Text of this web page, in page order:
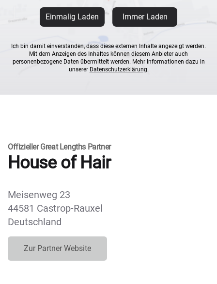
Einmalig Laden Immer Laden
Ich bin damit einverstanden, dass diese externen Inhalte angezeigt werden.
Mit dem Anzeigen des Inhaltes können diesem Anbieter auch
personenbezogene Daten übermittelt werden. Mehr Informationen dazu in
unserer Datenschutzerklärung.
Offizieller Great Lengths Partner
House of Hair
Meisenweg 23
44581 Castrop-Rauxel
Deutschland
Zur Partner Website